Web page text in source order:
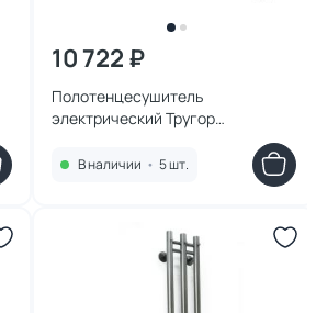
10 722 ₽
Полотенцесушитель
электрический Тругор
56x80В наличии • 5 шт.